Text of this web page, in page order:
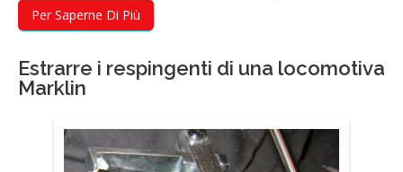
Per Saperne Di Più
Estrarre i respingenti di una locomotiva
Marklin